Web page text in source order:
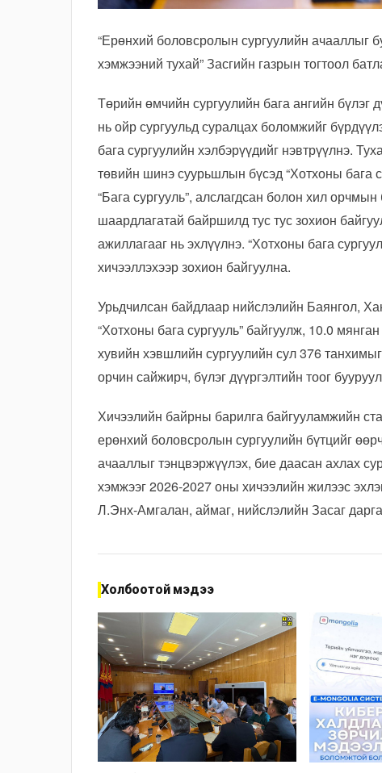
“Ерөнхий боловсролын сургуулийн ачааллыг
хэмжээний тухай” Засгийн газрын тогтоол
Төрийн өмчийн сургуулийн бага ангийн бүлэг
нь ойр сургуульд суралцах боломжийг
бага сургуулийн хэлбэрүүдийг нэвтрүүлнэ.
төвийн шинэ суурьшлын бүсэд “Хотхоны бага
“Бага сургууль”, алслагдсан болон хил орчмын
шаардлагатай байршилд тус тус зохион
ажиллагааг нь эхлүүлнэ. “Хотхоны бага
хичээллэхээр зохион байгуулна.
Урьдчилсан байдлаар нийслэлийн Баянгол,
“Хотхоны бага сургууль” байгуулж, 10.0
хувийн хэвшлийн сургуулийн сул 376
орчин сайжирч, бүлэг дүүргэлтийн тоог
Хичээлийн байрны барилга байгууламжийн
ерөнхий боловсролын сургуулийн бүтцийг
ачааллыг тэнцвэржүүлэх, бие даасан ахлах
хэмжээг 2026-2027 оны хичээлийн жилээс
Л.Энх-Амгалан, аймаг, нийслэлийн Засаг
Холбоотой мэдээ